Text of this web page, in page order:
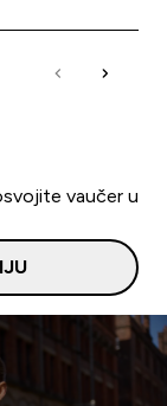
vaučer u